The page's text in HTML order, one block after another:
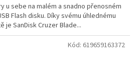
u sebe na malém a snadno přenosném
Flash disku. Díky svému úhlednému
je SanDisk Cruzer Blade...
Kód: 619659163372